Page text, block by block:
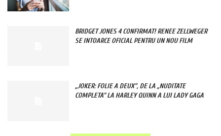
BRIDGET JONES 4 CONFIRMAT! RENEE ZELLWEGER
SE INTOARCE OFICIAL PENTRU UN NOU FILM
„JOKER: FOLIE A DEUX”, DE LA „NUDITATE
COMPLETA” LA HARLEY QUINN A LUI LADY GAGA